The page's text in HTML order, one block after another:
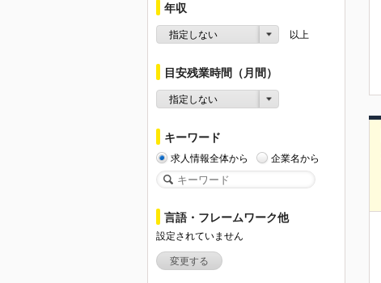
年収
指定しない 以上
目安残業時間（月間）
指定しない
キーワード
求人情報全体から 企業名から
言語・フレームワーク他
設定されていません
変更する